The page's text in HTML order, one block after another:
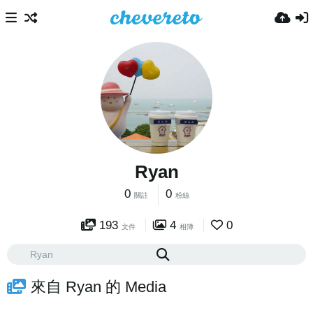
Ryan
0 關註 0 粉絲
193 文件 4 相簿 0
來自 Ryan 的 Media